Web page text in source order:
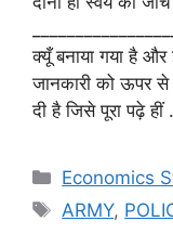
क्यूँ बनाया गया है
जानकारी को ऊपर
दी है जिसे पूरा पढ़े
Categories
Economics
Tags
ARMY,